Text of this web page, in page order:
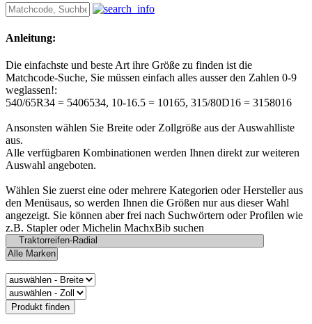
Anleitung:
Die einfachste und beste Art ihre Größe zu finden ist die
Matchcode-Suche, Sie müssen einfach alles ausser den Zahlen 0-9
weglassen!:
540/65R34 = 5406534, 10-16.5 = 10165, 315/80D16 = 3158016
Ansonsten wählen Sie Breite oder Zollgröße aus der Auswahlliste
aus.
Alle verfügbaren Kombinationen werden Ihnen direkt zur weiteren
Auswahl angeboten.
Wählen Sie zuerst eine oder mehrere Kategorien oder Hersteller aus
den Menüsaus, so werden Ihnen die Größen nur aus dieser Wahl
angezeigt. Sie können aber frei nach Suchwörtern oder Profilen wie
z.B. Stapler oder Michelin MachxBib suchen